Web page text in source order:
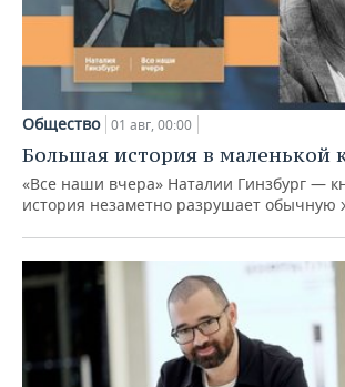
Общество 01 авг, 00:00
Большая история в маленькой
«Все наши вчера» Наталии Гинзбург —
история незаметно разрушает обычную